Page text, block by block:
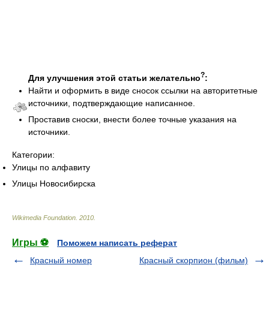
Для улучшения этой статьи желательно?:
Найти и оформить в виде сносок ссылки на авторитетные
источники, подтверждающие написанное.
Проставив сноски, внести более точные указания на
источники.
Категории:
Улицы по алфавиту
Улицы Новосибирска
Wikimedia Foundation 2010
Игры ⚽
Поможем написать реферат
Красный номер
Красный скорпион (фильм)